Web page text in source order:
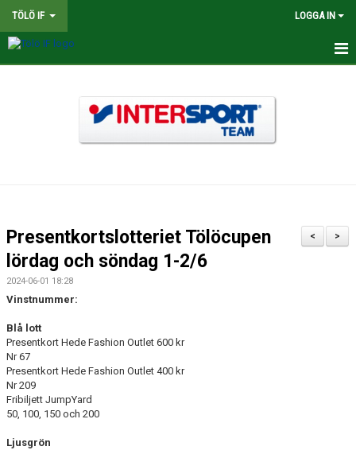
TÖLÖ IF LOGGA IN
MATCHER
KALENDER
LEDARE
FÖRENINGSINFO
TÖLÖFONDEN
>
<
Presentkortslotteriet Tölöcupen
lördag och söndag 1-2/6
2024-06-01 18:28
Vinstnummer:
Blå lott
Presentkort Hede Fashion Outlet 600 kr
Nr 67
Presentkort Hede Fashion Outlet 400 kr
Nr 209
Fribiljett JumpYard
50, 100, 150 och 200
Ljusgrön